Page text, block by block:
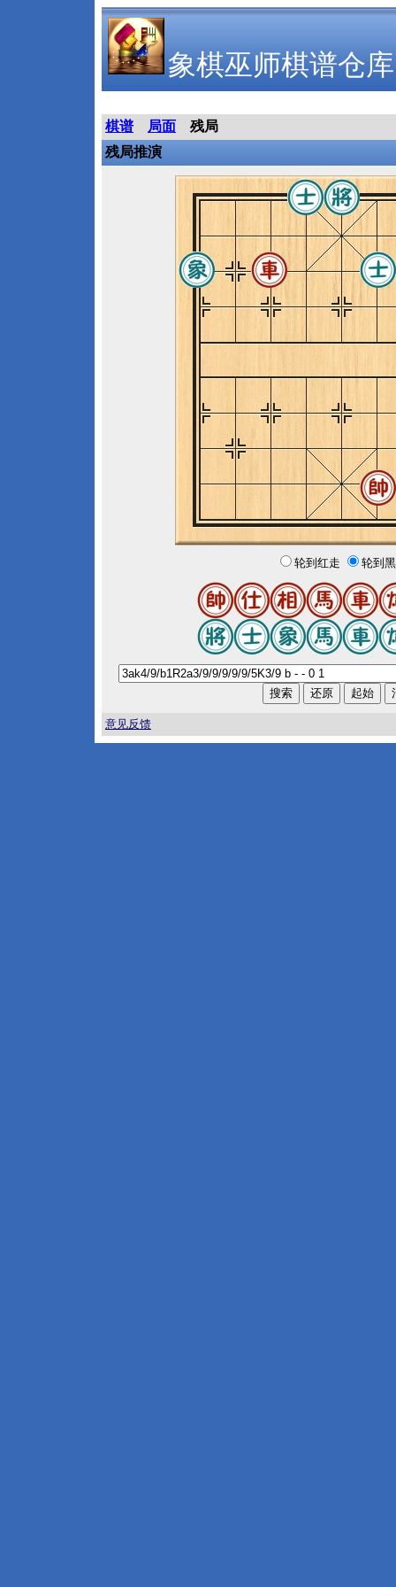
象棋巫师棋谱仓库
棋谱 局面
残局
残局推演
轮到红走 轮到
意见反馈